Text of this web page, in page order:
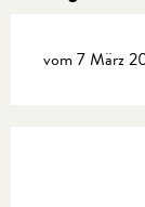
vom 7 März